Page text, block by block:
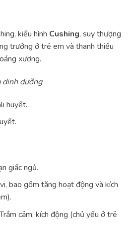
kiểu hình Cushing, suy thượng
trưởng ở trẻ em và thanh thiếu
xương.
dinh dưỡng
huyết.
giấc ngủ.
bao gồm tăng hoạt động và kích
cảm, kích động (chủ yếu ở trẻ